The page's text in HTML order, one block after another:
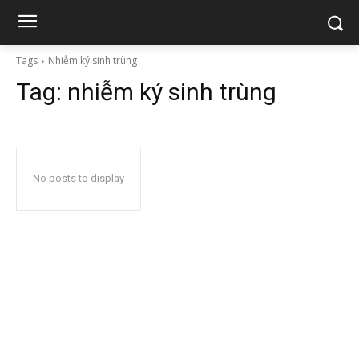
Tags Nhiễm ký sinh trùng
Tag: nhiễm ký sinh trùng
No posts to display